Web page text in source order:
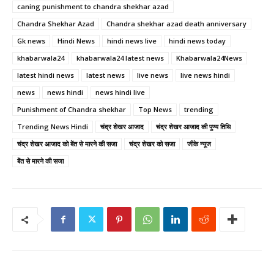
caning punishment to chandra shekhar azad
Chandra Shekhar Azad
Chandra shekhar azad death anniversary
Gk news
Hindi News hindi news live
hindi news today
khabarwala24
khabarwala24 latest news
Khabarwala24News
latest hindi news
latest news live news
live news hindi
news
news hindi
news hindi live
Punishment of Chandra shekhar
Top News
trending
Trending News Hindi
चंद्र शेखर आजाद
चंद्र शेखर आजाद की पुण्य तिथि
चंद्र शेखर आजाद को बेंत से मारने की सजा
चंद्र शेखर को सजा
जीके न्यूज
बेंत से मारने की सजा